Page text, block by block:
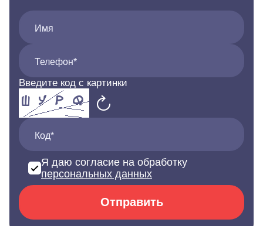
Имя
Телефон*
Введите код с картинки
Код*
Я даю согласие на обработку
персональных данных
Отправить